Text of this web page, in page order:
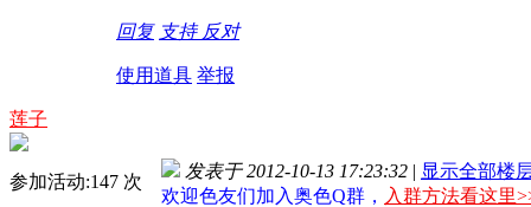
回复 支持 反对
使用道具 举报
莲子
参加活动:147 次
发表于 2012-10-13 17:23:32 | 显示全部楼
欢迎色友们加入奥色Q群， 入群方法看这里